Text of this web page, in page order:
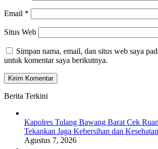
Email *
Situs Web
Simpan nama, email, dan situs web saya
untuk komentar saya berikutnya.
Berita Terkini
Kapolres Tulang Bawang Barat Cek
Tekankan Jaga Kebersihan dan Kesehatan
Agustus 7, 2026